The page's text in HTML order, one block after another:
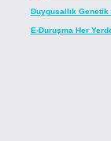
Duygusallık Genetik
E-Duruşma Her